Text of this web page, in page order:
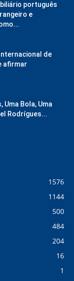
português
e
de
afirmar
Uma Bola, Uma
Rodrígues...
1576
1144
500
484
204
16
1